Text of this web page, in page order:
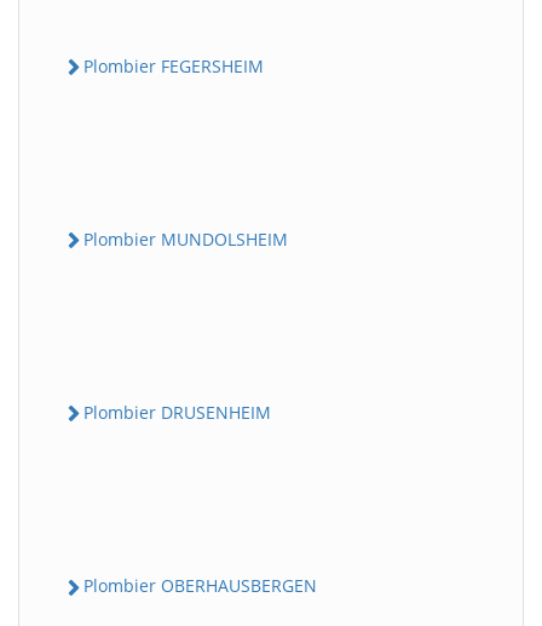
Plombier FEGERSHEIM
Plombier MUNDOLSHEIM
Plombier DRUSENHEIM
Plombier OBERHAUSBERGEN